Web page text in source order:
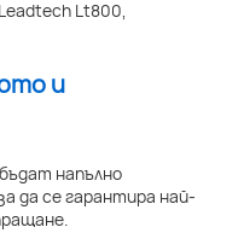
и
напълно
да се гарантира най-